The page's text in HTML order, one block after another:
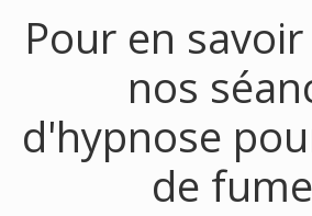
Pour en
nos
d'hypnose
de